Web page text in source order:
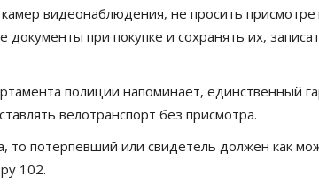
видеонаблюдения, не просить
документы при покупке и сохранять их,
полиции напоминает, единственный
велотранспорт без присмотра.
то потерпевший или свидетель должен как
102.